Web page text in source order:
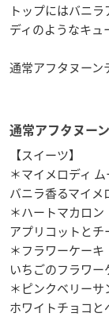
トップにはバニ
ディのようなキュ
通常アフタヌーン
通常アフタヌー
【スイーツ】
＊マイメロディ
バニラ香るマイメ
＊ハートマカロン
アプリコットと
＊フラワーケーキ
いちごのフラワー
＊ピンクベリーサ
ホワイトチョコ